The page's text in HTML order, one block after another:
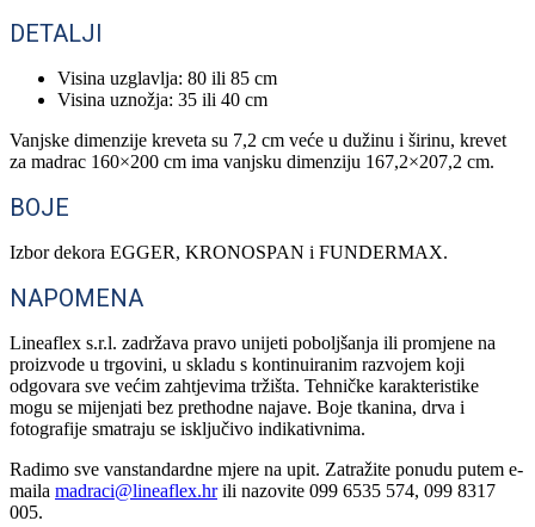
DETALJI
Visina uzglavlja: 80 ili 85 cm
Visina uznožja: 35 ili 40 cm
Vanjske dimenzije kreveta su 7,2 cm veće u dužinu i širinu, krevet
za madrac 160×200 cm ima vanjsku dimenziju 167,2×207,2 cm.
BOJE
Izbor dekora EGGER, KRONOSPAN i FUNDERMAX.
NAPOMENA
Lineaflex s.r.l. zadržava pravo unijeti poboljšanja ili promjene na
proizvode u trgovini, u skladu s kontinuiranim razvojem koji
odgovara sve većim zahtjevima tržišta. Tehničke karakteristike
mogu se mijenjati bez prethodne najave. Boje tkanina, drva i
fotografije smatraju se isključivo indikativnima.
Radimo sve vanstandardne mjere na upit. Zatražite ponudu putem e-
maila madraci@lineaflex.hrili nazovite 099 6535 574, 099 8317
005.